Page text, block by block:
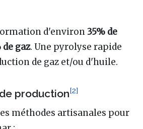
d'environ35% de
de gaz. Une pyrolyse rapide
de gaz et/ou d'huile.
production[2]
méthodes artisanales pour